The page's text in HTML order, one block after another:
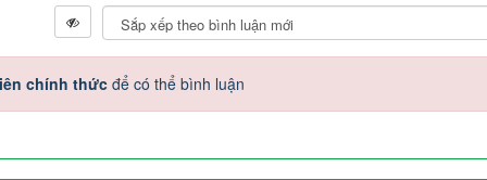
chính thức để có thể bình luận